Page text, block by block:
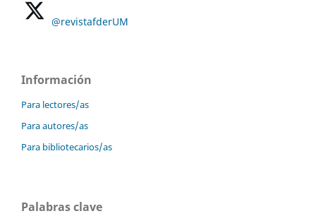
@revistafderUM
Información
Para lectores/as
Para autores/as
Para bibliotecarios/as
Palabras clave